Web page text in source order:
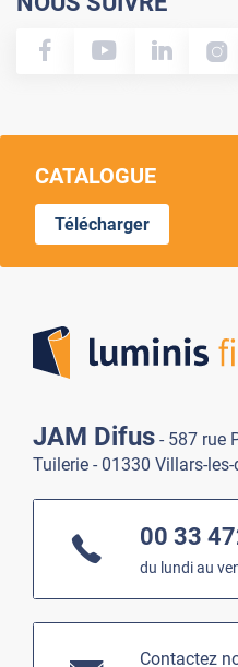
CATALOGUE
Télécharger
JAM Difus - 587 rue
Tuilerie - 01330 Villars-les-
00 33
du lundi au
Contactez